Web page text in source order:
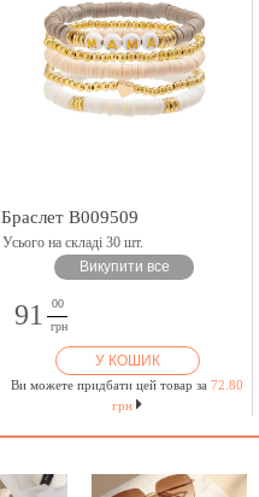
Браслет B009509
Усього на складі 30 шт.
Викупити все
91
00
грн
У КОШИК
Ви можете придбати цей товар за 72.80
грн